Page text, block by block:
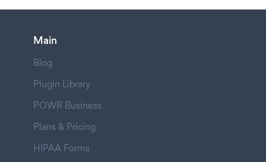
Main
Blog
Plugin Library
POWR Business
Plans & Pricing
HIPAA Forms